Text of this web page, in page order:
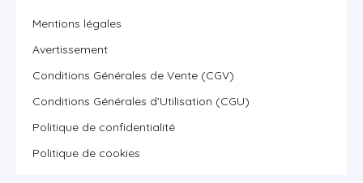
Mentions légales
Avertissement
Conditions Générales de Vente (CGV)
Conditions Générales d'Utilisation (CGU)
Politique de confidentialité
Politique de cookies